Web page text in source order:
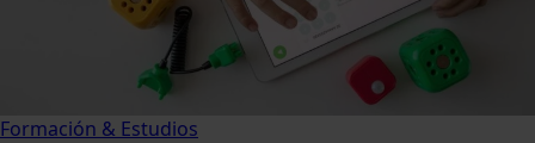
Formación & Estudios